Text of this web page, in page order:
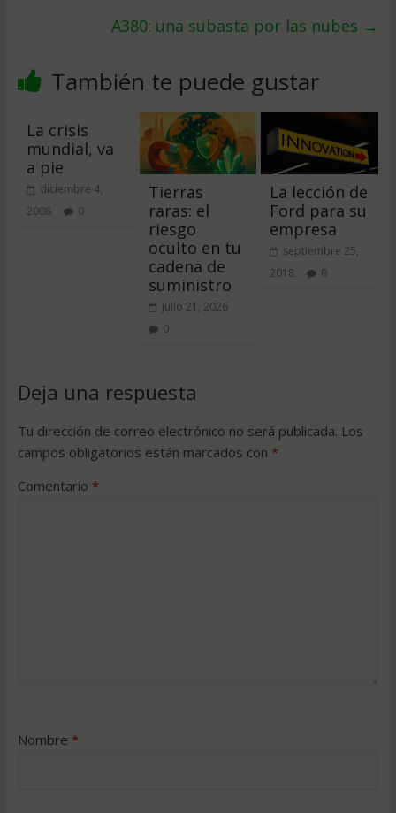
A380: una subasta por las nubes →
También te puede gustar
La crisis
mundial, va
a pie
diciembre 4,
2008
0
Tierras
raras: el
riesgo
oculto en tu
cadena de
suministro
julio 21, 2026
0
La lección de
Ford para su
empresa
septiembre 25,
2018
0
Deja una respuesta
Tu dirección de correo electrónico no será publicada. Los
campos obligatorios están marcados con *
Comentario *
Nombre *